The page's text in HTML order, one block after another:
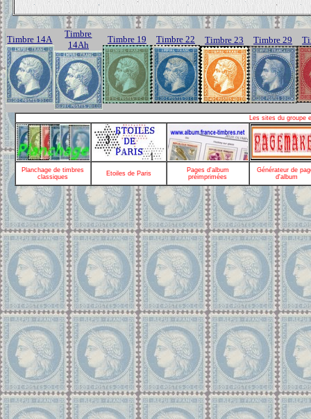
Timbre 14A
Timbre
14Ah
Timbre 19 Timbre 22 Timbre 23 Timbre 29
Les sites du groupe
Planchage de timbres
classiques
Etoiles de Paris
Pages d'album
préimprimées
Générateur de
d'album